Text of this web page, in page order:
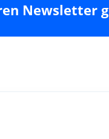
Newsletter